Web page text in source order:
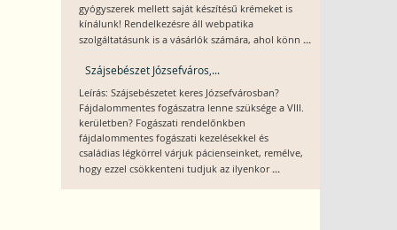
gyógyszerek mellett saját készítésű krémeket is
kínálunk! Rendelkezésre áll webpatika
szolgáltatásunk is a vásárlók számára, ahol könn ...
Szájsebészet Józsefváros,...
Leírás: Szájsebészetet keres Józsefvárosban?
Fájdalommentes fogászatra lenne szüksége a VIII.
kerületben? Fogászati rendelőnkben
fájdalommentes fogászati kezelésekkel és
családias légkörrel várjuk pácienseinket, remélve,
hogy ezzel csökkenteni tudjuk az ilyenkor...